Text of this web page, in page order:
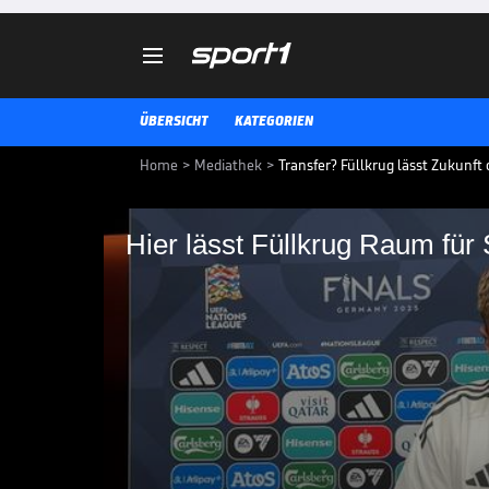

ÜBERSICHT KATEGORIEN
Home > Mediathek > Transfer? Füllkrug lässt Zukunft
Hier lässt Füllkrug Raum für
Hier lässt Füllkrug
Niclas Füllkrug lässt nach der
offen. Bei West Ham United in
bislang nicht glücklich
DFB-TEAM